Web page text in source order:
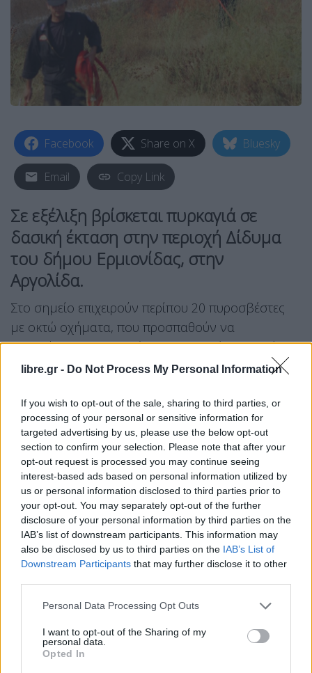
libre.gr - Do Not Process My Personal Information
If you wish to opt-out of the sale, sharing to third parties, or
processing of your personal or sensitive information for
targeted advertising by us, please use the below opt-out
section to confirm your selection. Please note that after your
opt-out request is processed you may continue seeing
interest-based ads based on personal information utilized by
us or personal information disclosed to third parties prior to
your opt-out. You may separately opt-out of the further
disclosure of your personal information by third parties on the
IAB’s list of downstream participants. This information may
also be disclosed by us to third parties on the IAB’s List of
Downstream Participants that may further disclose it to other
Personal Data Processing Opt Outs
I want to opt-out of the Sharing of my
personal data.
Opted In
Facebook Share on X Bluesky
Email Copy Link
Σε εξέλιξη βρίσκεται πυρκαγιά σε
δασική έκταση στην περιοχή Δίδυμα
του δήμου Ερμιονίδας, στην
Αργολίδα.
Στο σημείο επιχειρούν περίπου 20 πυροσβέστες
με οκτώ οχήματα, που προσπαθούν να
περιορίσουν την φωτιά και να την θέσουν υπό
έλεγχο.
Facebook Share on X Bluesky
Email Copy Link
Tags: αργολιδα φωτια
Σχετικά Άρθρα